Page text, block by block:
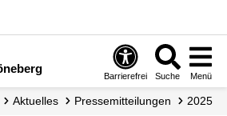
Barrierefrei Suche Menü
Aktuelles Presse­mitteilungen 2025